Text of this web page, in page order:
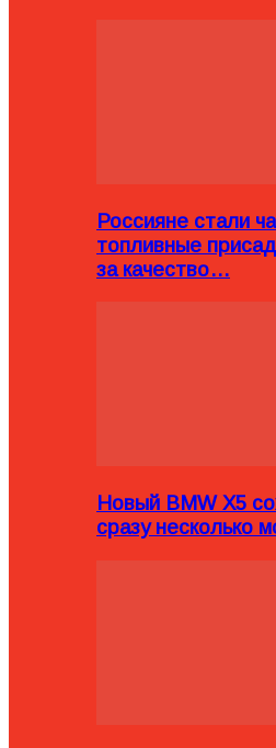
Россияне стали
топливные
за качество…
Новый BMW X5
сразу несколько